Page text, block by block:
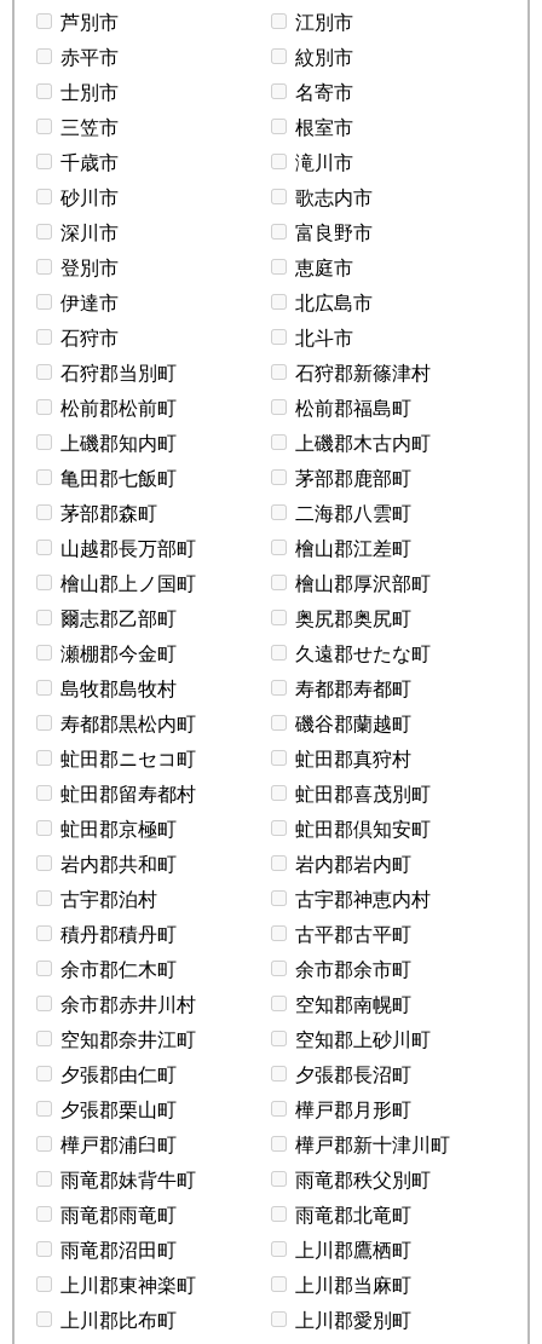
芦別市
江別市
赤平市
紋別市
士別市
名寄市
三笠市
根室市
千歳市
滝川市
砂川市
歌志内市
深川市
富良野市
登別市
恵庭市
伊達市
北広島市
石狩市
北斗市
石狩郡当別町
石狩郡新篠津村
松前郡松前町
松前郡福島町
上磯郡知内町
上磯郡木古内町
亀田郡七飯町
茅部郡鹿部町
茅部郡森町
二海郡八雲町
山越郡長万部町
檜山郡江差町
檜山郡上ノ国町
檜山郡厚沢部町
爾志郡乙部町
奥尻郡奥尻町
瀬棚郡今金町
久遠郡せたな町
島牧郡島牧村
寿都郡寿都町
寿都郡黒松内町
磯谷郡蘭越町
虻田郡ニセコ町
虻田郡真狩村
虻田郡留寿都村
虻田郡喜茂別町
虻田郡京極町
虻田郡倶知安町
岩内郡共和町
岩内郡岩内町
古宇郡泊村
古宇郡神恵内村
積丹郡積丹町
古平郡古平町
余市郡仁木町
余市郡余市町
余市郡赤井川村
空知郡南幌町
空知郡奈井江町
空知郡上砂川町
夕張郡由仁町
夕張郡長沼町
夕張郡栗山町
樺戸郡月形町
樺戸郡浦臼町
樺戸郡新十津川町
雨竜郡妹背牛町
雨竜郡秩父別町
雨竜郡雨竜町
雨竜郡北竜町
雨竜郡沼田町
上川郡鷹栖町
上川郡東神楽町
上川郡当麻町
上川郡比布町
上川郡愛別町